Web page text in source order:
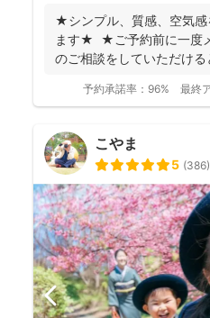
★シンプル、質感、空気感
ます★ ★ご予約前に一度
のご相談をしていただけ
予約承諾率： 96% 最終
こやま
5 (386)